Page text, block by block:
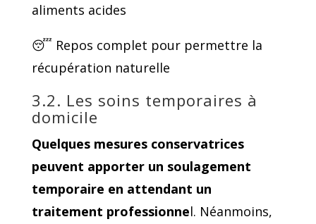
aliments acides
😴 Repos complet pour permettre la
récupération naturelle
3.2. Les soins temporaires à
domicile
Quelques mesures conservatrices
peuvent apporter un soulagement
temporaire en attendant un
traitement professionnel. Néanmoins,